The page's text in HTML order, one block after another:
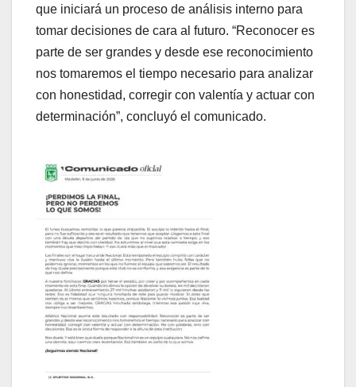
que iniciará un proceso de análisis interno para
tomar decisiones de cara al futuro. “Reconocer es
parte de ser grandes y desde ese reconocimiento
nos tomaremos el tiempo necesario para analizar
con honestidad, corregir con valentía y actuar con
determinación”, concluyó el comunicado.